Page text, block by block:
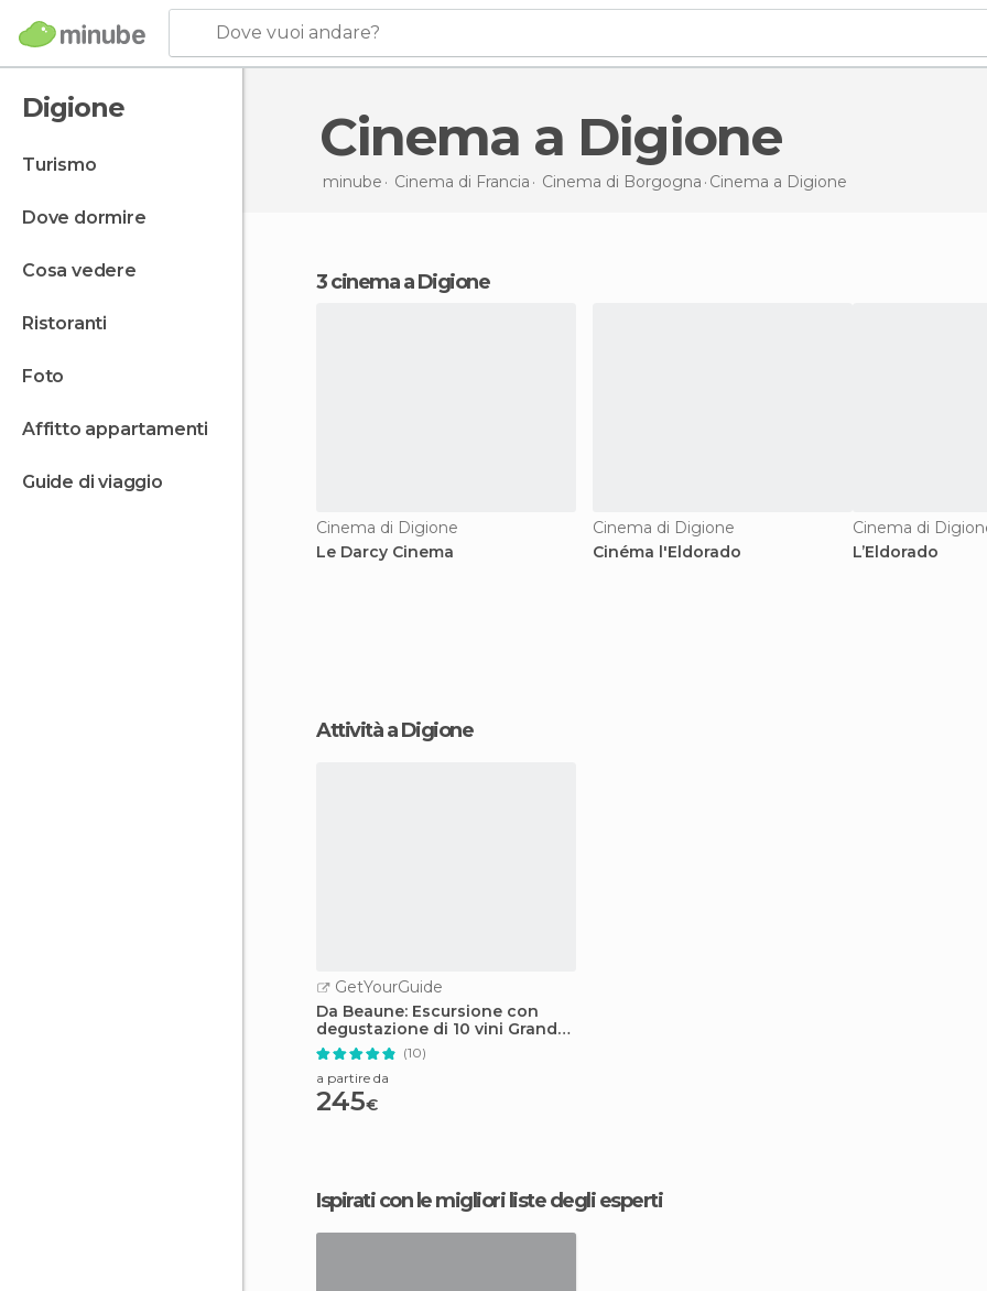
Dove vuoi andare?
Digione
turismo
dove dormire
cosa vedere
ristoranti
foto
affitto appartamenti
guide di viaggio
Cinema a Digione
minube Cinema di Francia Cinema di Borgogna Cinema a Digione
3 cinema a Digione
Cinema di Digione
Le Darcy Cinema
Cinema di Digione
Cinéma l'Eldorado
Cinema di
L’Eldorado
Attività a Digione
GetYourGuide
Da Beaune: Escursione con
degustazione di 10 vini Grand
Cru della Borgogna
(10)
a partire da
245€
Ispirati con le migliori liste degli esperti